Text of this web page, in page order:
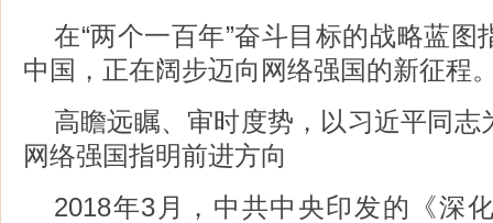
在“两个一百年”奋斗目标的战略蓝
中国，正在阔步迈向网络强国的新征程
高瞻远瞩、审时度势，以习近平同志
网络强国指明前进方向
2018年3月，中共中央印发的《深